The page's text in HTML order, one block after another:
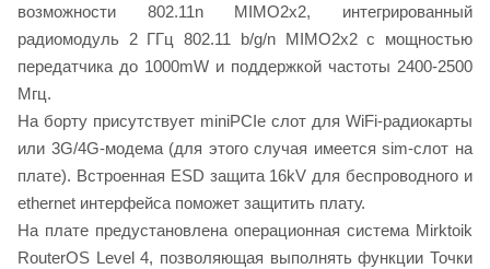
возможности 802.11n MIMO2x2, интегрированный
радиомодуль 2 ГГц 802.11 b/g/n MIMO2x2 с мощностью
передатчика до 1000mW и поддержкой частоты 2400-2500
Мгц.
На борту присутствует miniPCIe слот для WiFi-радиокарты
или 3G/4G-модема (для этого случая имеется sim-слот на
плате). Встроенная ESD защита 16kV для беспроводного и
ethernet интерфейса поможет защитить плату.
На плате предустановлена операционная система Mirktoik
RouterOS Level 4, позволяющая выполнять функции Точки